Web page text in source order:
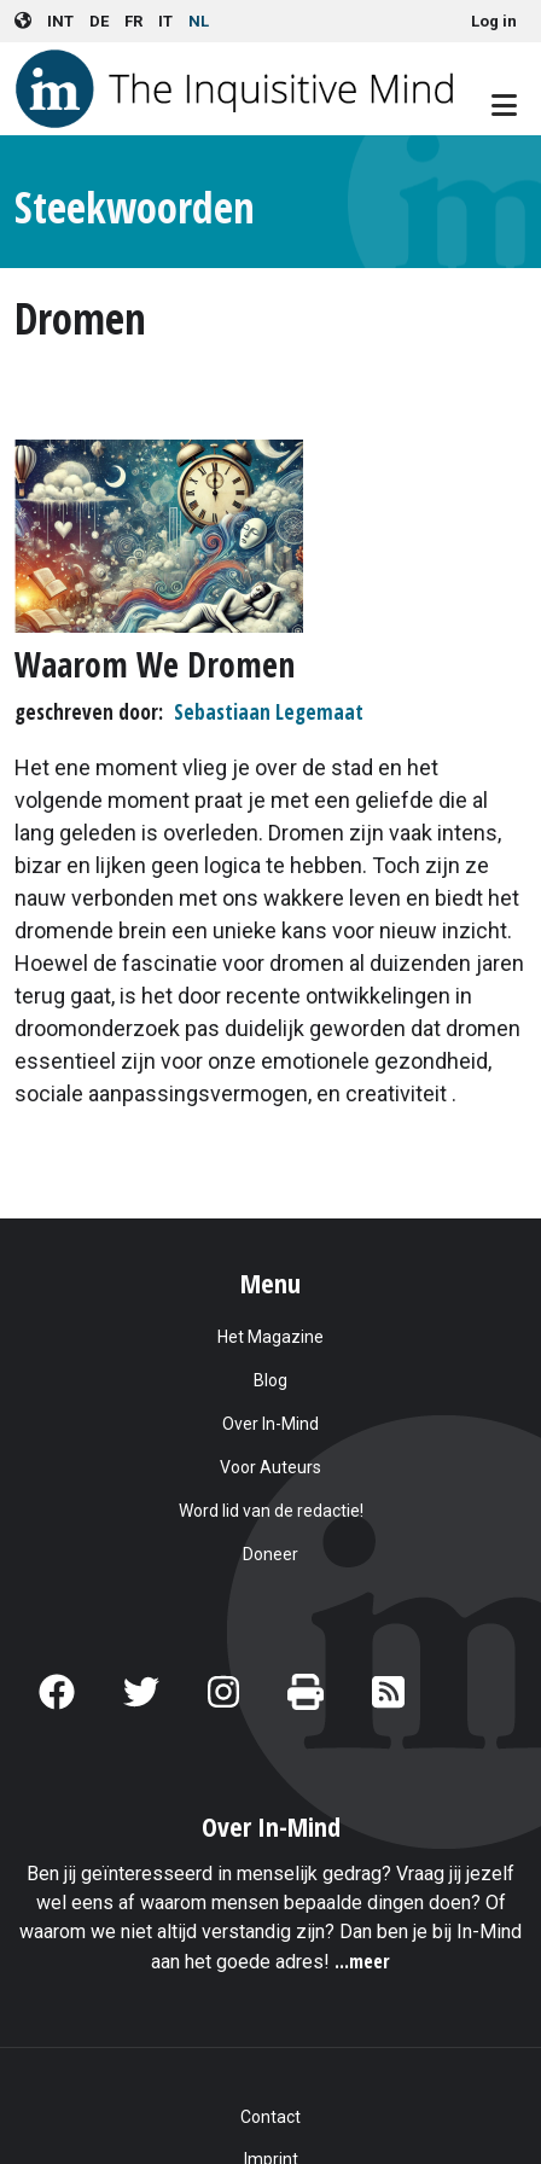
Skip to main content
INT DE FR IT NL User account menuLog in
Steekwoorden
Dromen
Waarom We Dromen
geschreven door Sebastiaan Legemaat
Het ene moment vlieg je over de stad en het
volgende moment praat je met een geliefde die al
lang geleden is overleden. Dromen zijn vaak intens,
bizar en lijken geen logica te hebben. Toch zijn ze
nauw verbonden met ons wakkere leven en biedt het
dromende brein een unieke kans voor nieuw inzicht.
Hoewel de fascinatie voor dromen al duizenden jaren
terug gaat, is het door recente ontwikkelingen in
droomonderzoek pas duidelijk geworden dat dromen
essentieel zijn voor onze emotionele gezondheid,
sociale aanpassingsvermogen, en creativiteit .
Menu
Het Magazine
Blog
Over In-Mind
Voor Auteurs
Word lid van de redactie!
Doneer
Over In-Mind
Ben jij geïnteresseerd in menselijk gedrag? Vraag jij jezelf
wel eens af waarom mensen bepaalde dingen doen? Of
waarom we niet altijd verstandig zijn? Dan ben je bij In-Mind
aan het goede adres! ...meer
Contact
Imprint